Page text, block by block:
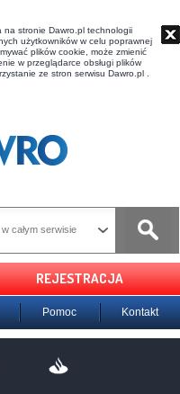
na stronie Dawro.pl technologii
użytkowników w celu poprawnej
plików cookie, może zmienić
w przeglądarce obsługi plików
ze stron serwisu Dawro.pl .
całym serwisie
REJESTRACJA
Pomoc Kontakt